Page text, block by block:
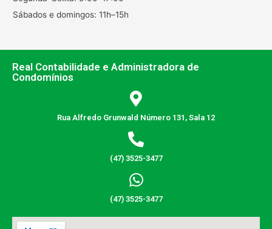
Sábados e domingos: 11h–15h
Real Contabilidade e Administradora de
Condomínios
Rua Alfredo Grunwald Número 131, Sala 12
(47) 3525-3477
(47) 3525-3477